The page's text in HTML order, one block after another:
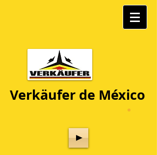
Verkäufer de México